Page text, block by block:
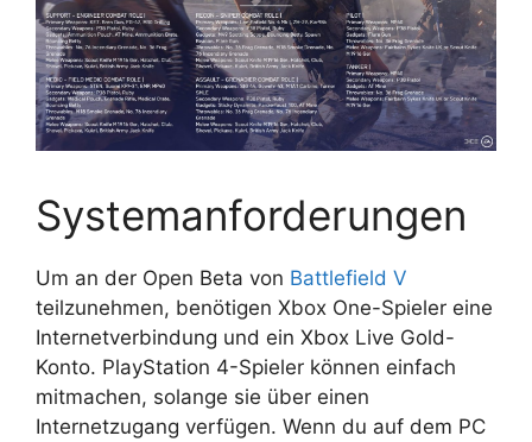
Systemanforderungen
Um an der Open Beta von Battlefield V
teilzunehmen, benötigen Xbox One-Spieler eine
Internetverbindung und ein Xbox Live Gold-
Konto. PlayStation 4-Spieler können einfach
mitmachen, solange sie über einen
Internetzugang verfügen. Wenn du auf dem PC